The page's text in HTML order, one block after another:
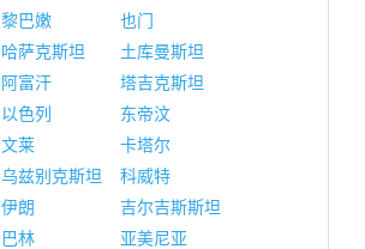
黎巴嫩
也门
哈萨克斯坦
土库曼斯坦
阿富汗
塔吉克斯坦
以色列
东帝汶
文莱
卡塔尔
乌兹别克斯坦
科威特
伊朗
吉尔吉斯斯坦
巴林 亚美尼亚